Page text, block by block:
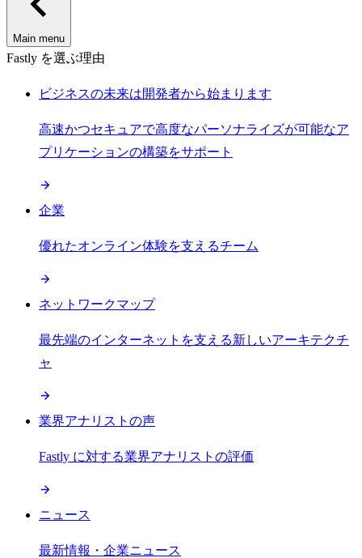
Main menu
Fastly を選ぶ理由
ビジネスの未来は開発者から始まります
高速かつセキュアで高度なパーソナライズが可能なア
プリケーションの構築をサポート
企業
優れたオンライン体験を支えるチーム
ネットワークマップ
最先端のインターネットを支える新しいアーキテクチ
ャ
業界アナリストの声
Fastly に対する業界アナリストの評価
ニュース
最新情報・企業ニュース